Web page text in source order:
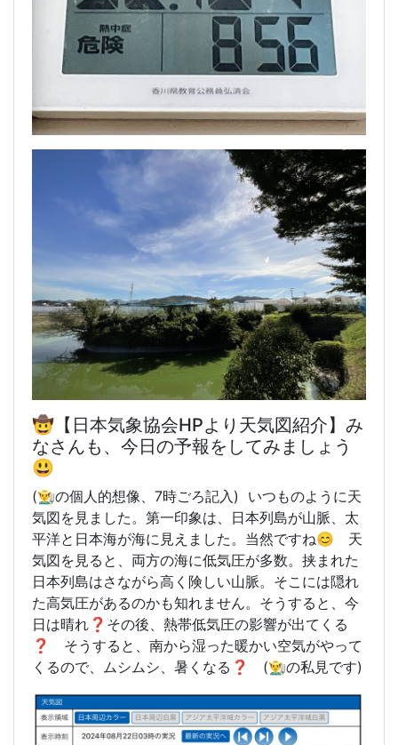
🤠【日本気象協会HPより天気図紹介】み
なさんも、今日の予報をしてみましょう
😃
(👨‍🌾の個人的想像、7時ごろ記入) いつものように天
気図を見ました。第一印象は、日本列島が山脈、太
平洋と日本海が海に見えました。当然ですね😊 天
気図を見ると、両方の海に低気圧が多数。挟まれた
日本列島はさながら高く険しい山脈。そこには隠れ
た高気圧があるのかも知れません。そうすると、今
日は晴れ❓その後、熱帯低気圧の影響が出てくる
❓ そうすると、南から湿った暖かい空気がやって
くるので、ムシムシ、暑くなる❓ (👨‍🌾の私見です)